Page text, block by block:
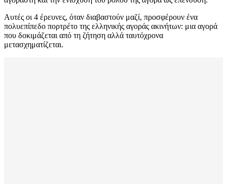
Αυτές οι 4 έρευνες, όταν διαβαστούν μαζί, προσφέρουν ένα
πολυεπίπεδο πορτρέτο της ελληνικής αγοράς ακινήτων: μια αγορά
που δοκιμάζεται από τη ζήτηση αλλά ταυτόχρονα
μετασχηματίζεται.